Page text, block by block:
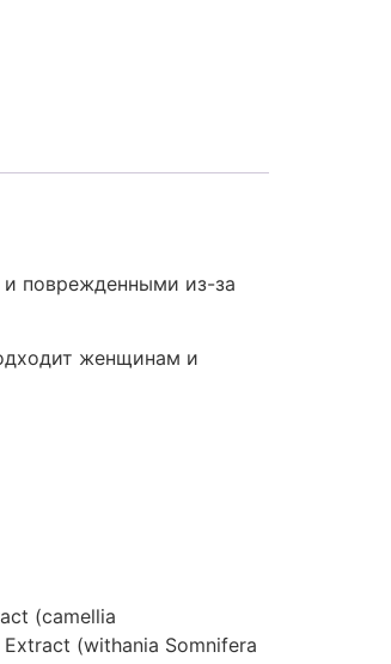
и поврежденными из-за
женщинам и
(camellia
(withania Somnifera